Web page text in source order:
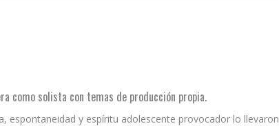
como solista con temas de producción propia.
espontaneidad y espíritu adolescente provocador lo llevaron